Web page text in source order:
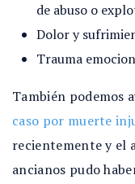
de abuso o
Dolor y
Trauma
También podemos
caso por muerte
recientemente y el
ancianos pudo